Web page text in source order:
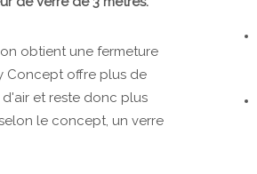
obtient une fermeture
Concept offre plus de
et reste donc plus
le concept, un verre